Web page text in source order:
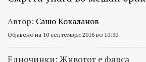
Автор: Сашо Кокаланов
Објавено на 10 септември 2016 во 10:30
Едночинки: Животот е фарса